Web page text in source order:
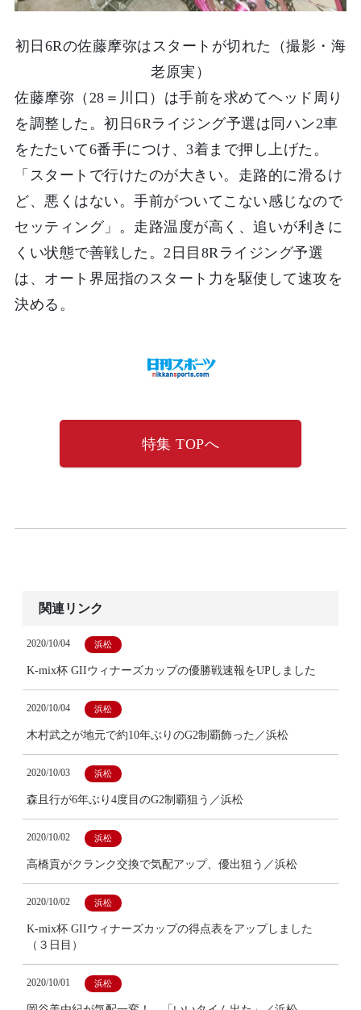
初日6Rの佐藤摩弥はスタートが切れた（撮影・海
老原実）
佐藤摩弥（28＝川口）は手前を求めてヘッド周り
を調整した。初日6Rライジング予選は同ハン2車
をたたいて6番手につけ、3着まで押し上げた。
「スタートで行けたのが大きい。走路的に滑るけ
ど、悪くはない。手前がついてこない感じなので
セッティング」。走路温度が高く、追いが利きに
くい状態で善戦した。2日目8Rライジング予選
は、オート界屈指のスタート力を駆使して速攻を
決める。
特集 TOPへ
関連リンク
2020/10/04 浜松
K-mix杯 GIIウィナーズカップの優勝戦速報をUPしました
2020/10/04 浜松
木村武之が地元で約10年ぶりのG2制覇飾った／浜松
2020/10/03 浜松
森且行が6年ぶり4度目のG2制覇狙う／浜松
2020/10/02 浜松
高橋貢がクランク交換で気配アップ、優出狙う／浜松
2020/10/02 浜松
K-mix杯 GIIウィナーズカップの得点表をアップしました
（３日目）
2020/10/01 浜松